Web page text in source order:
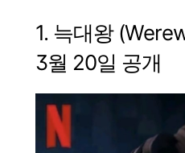
1. 늑대왕
3월 20일 공개